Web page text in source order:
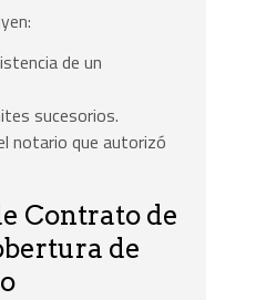
de un
sucesorios.
notario que autorizó
Contrato de
de